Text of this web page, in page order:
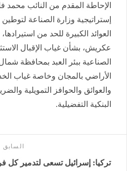
الإحاطة المقدم من النائب محمد
إستراتيجية وزارة الصناعة
العوائد الكبيرة للحد من
عكريش، بشأن غياب الإقبال
الصناعية ببئر العبد بمحافظة
الأراضي بالمجان وخاصة غياب
والعوائق والحوافز التمويلية
البنكية التفضيلية.
السابق
تركيا: إسرائيل تسعى لتدمير كل